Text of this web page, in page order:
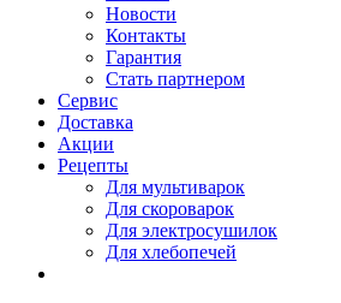
Новости
Контакты
Гарантия
Стать партнером
Сервис
Доставка
Акции
Рецепты
Для мультиварок
Для скороварок
Для электросушилок
Для хлебопечей